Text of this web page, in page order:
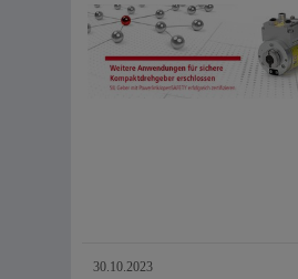
30.10.2023